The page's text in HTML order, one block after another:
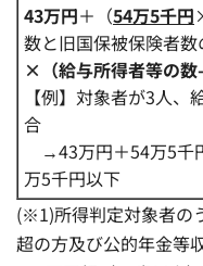
43万円＋（54万5千円
数と旧国保被保険者
×（給与所得者等の数-
【例】対象者が3人
合
→43万円＋54万5
万5千円以下
(※1)所得判定対象者の
超の方及び公的年金等